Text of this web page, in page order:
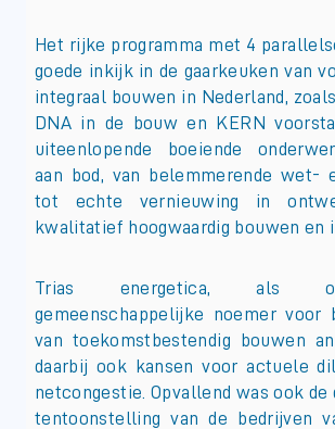
Het rijke programma met 4
goede inkijk in de gaarkeuken van
integraal bouwen in Nederland,
DNA in de bouw en KERN
uiteenlopende boeiende
aan bod, van belemmerende wet-
tot echte vernieuwing in
kwalitatief hoogwaardig bouwen en
Trias energetica, als
gemeenschappelijke noemer voor
van toekomstbestendig bouwen
daarbij ook kansen voor actuele
netcongestie. Opvallend was ook
tentoonstelling van de bedrijven